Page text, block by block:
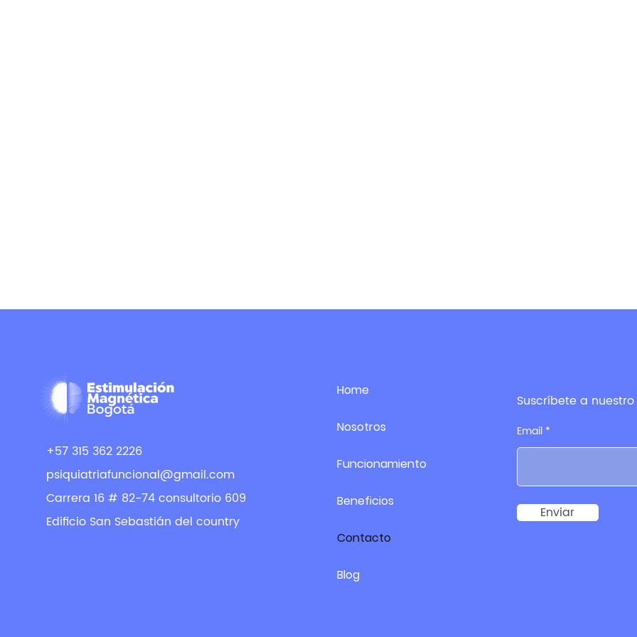
+57 315 362 2226
psiquiatriafuncional@gmail.com
Carrera 16 # 82-74 consultorio 609
Edificio San Sebastián del country
Home
Nosotros
Funcionamiento
Beneficios
Contacto
Blog
Suscríbete a
Email
Enviar